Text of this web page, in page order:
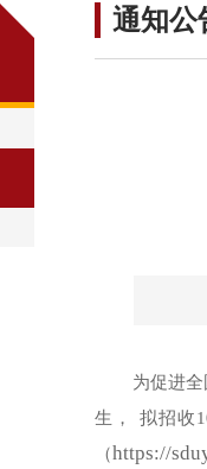
通知公
为促进
生，
拟招收
（https://